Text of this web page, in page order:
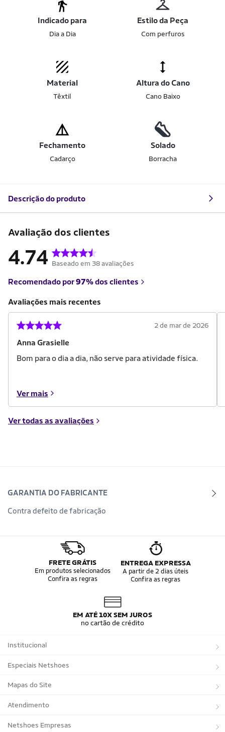
Indicado para
Dia a Dia
Estilo da Peça
Com perfuros
Material
Têxtil
Altura do Cano
Cano Baixo
Fechamento
Cadarço
Solado
Borracha
Descrição do produto
Avaliação dos clientes
4.74 Baseado em 38 avaliações
Recomendado por97%dos clientes
Avaliações mais recentes
Anna Grasielle
2 de mar de 2026
Bom para o dia a dia, não serve para atividade física.
Ver mais
Ver todas as avaliações
GARANTIA DO FABRICANTE
Contra defeito de fabricação
FRETE GRÁTIS
Em produtos selecionados
Confira as regras
ENTREGA EXPRESSA
A partir de 2 dias úteis
Confira as regras
EM ATÉ 10X SEM JUROS
no cartão de crédito
Institucional
Sobre a Netshoes
Política de Privacidade
Programa de Afiliados
Regulamentos
Especiais Netshoes
Suplementos
Corrida
Bicicletas
Mapas do Site
Marcas
Tipos de Produtos
Atendimento
Trocas e devoluções
Netshoes Empresas